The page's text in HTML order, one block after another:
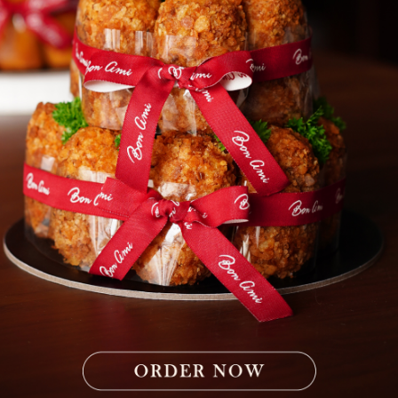
ada bersamamu di setiap